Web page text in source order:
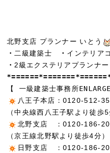
北野支店 プランナー いとう
・二級建築士 ・ インテリア
・2級エクステリアプランナー
【 一級建築士事務所ENLARGE
八王子本店：0120-512-
（中央線西八王子駅より徒歩5
北野支店 ：0120-186-
（京王線北野駅より徒歩4分）
日野支店 ：0120-186-